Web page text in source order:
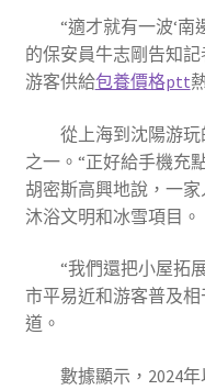
“適才就有一波‘南
的保安員牛志剛告知
游客供給包養價格ptt
從上海到沈陽游
之一。“正好給手機充
胡密斯高興地說，一
沐浴文明和冰雪項目。
“我們還把小屋拓
市平易近和游客普及
道。
數據顯示，2024